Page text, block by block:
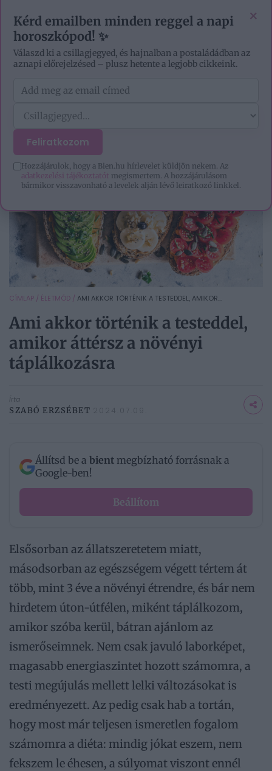
CÍMLAP / ÉLETMÓD / AMI AKKOR TÖRTÉNIK A TESTEDDEL, AMIKOR...
Ami akkor történik a testeddel,
amikor áttérsz a növényi
táplálkozásra
Írta
SZABÓ ERZSÉBET 2024.07.09.
Állítsd be a bient megbízható forrásnak a
Google-ben!
Beállítom
Elsősorban az állatszeretetem miatt,
másodsorban az egészségem végett tértem át
több, mint 3 éve a növényi étrendre, és bár nem
hirdetem úton-útfélen, miként táplálkozom,
amikor szóba kerül, bátran ajánlom az
ismerőseimnek. Nem csak javuló laborképet,
magasabb energiaszintet hozott számomra, a
testi megújulás mellett lelki változásokat is
eredményezett. Az pedig csak hab a tortán,
hogy most már teljesen ismeretlen fogalom
számomra a diéta: mindig jókat eszem, nem
fekszem le éhesen, a súlyomat viszont ennél
×
Kérd emailben minden reggel a napi
horoszkópod! ✨
Válaszd ki a csillagjegyed, és hajnalban a postaládádban az
aznapi előrejelzésed – plusz hetente a legjobb cikkeink.
Feliratkozom
Hozzájárulok, hogy a Bien.hu hírlevelet küldjön nekem. Az
adatkezelési tájékoztatót megismertem. A hozzájárulásom
bármikor visszavonható a levelek alján lévő leiratkozó linkkel.